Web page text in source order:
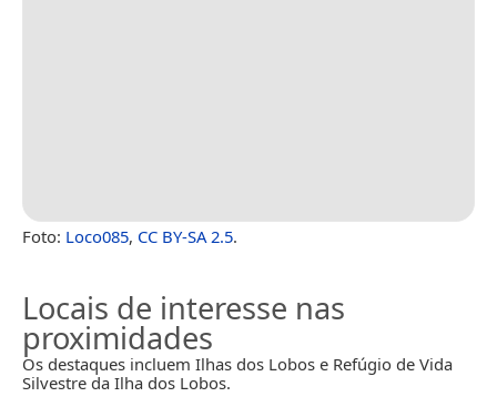
Foto: Loco085, CC BY-SA 2.5.
Locais de interesse nas
proximidades
Os destaques incluem Ilhas dos Lobos e Refúgio de Vida
Silvestre da Ilha dos Lobos.